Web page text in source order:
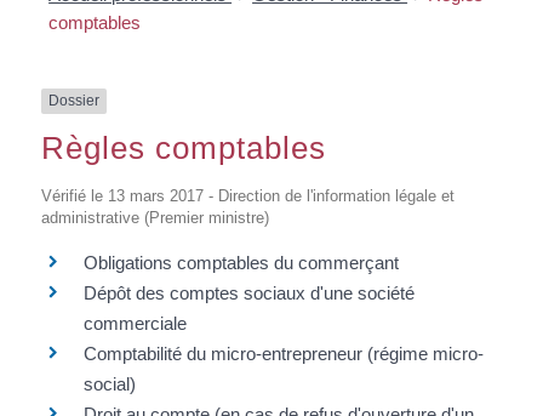
comptables
Dossier
Règles comptables
Vérifié le 13 mars 2017 - Direction de l'information légale et
administrative (Premier ministre)
Obligations comptables du commerçant
Dépôt des comptes sociaux d'une société
commerciale
Comptabilité du micro-entrepreneur (régime micro-
social)